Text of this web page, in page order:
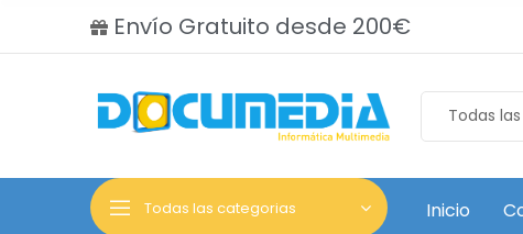
Envío Gratuito desde 200€
Todas las categorias Inicio